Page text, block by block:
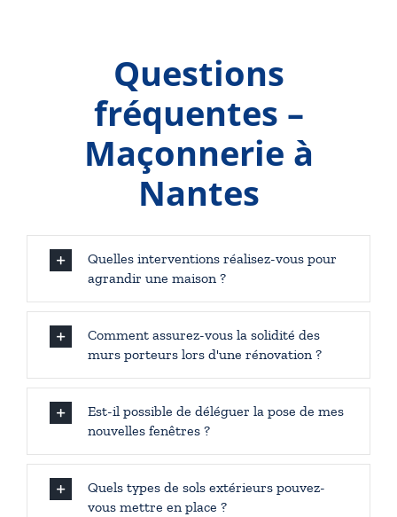
Questions
fréquentes –
Maçonnerie à
Nantes
Quelles interventions réalisez-vous pour
agrandir une maison ?
Comment assurez-vous la solidité des
murs porteurs lors d'une rénovation ?
Est-il possible de déléguer la pose de mes
nouvelles fenêtres ?
Quels types de sols extérieurs pouvez-
vous mettre en place ?